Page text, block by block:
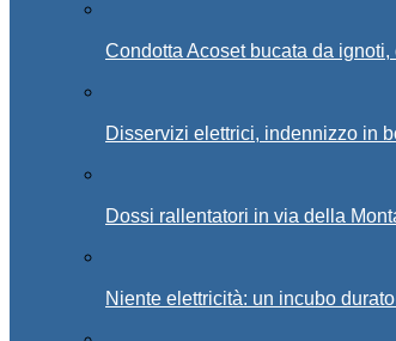
Condotta Acoset bucata da
Disservizi elettrici, indennizzo in
Dossi rallentatori in via della
Niente elettricità: un incubo